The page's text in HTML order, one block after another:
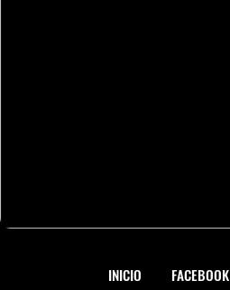
INICIO FACEBOOK